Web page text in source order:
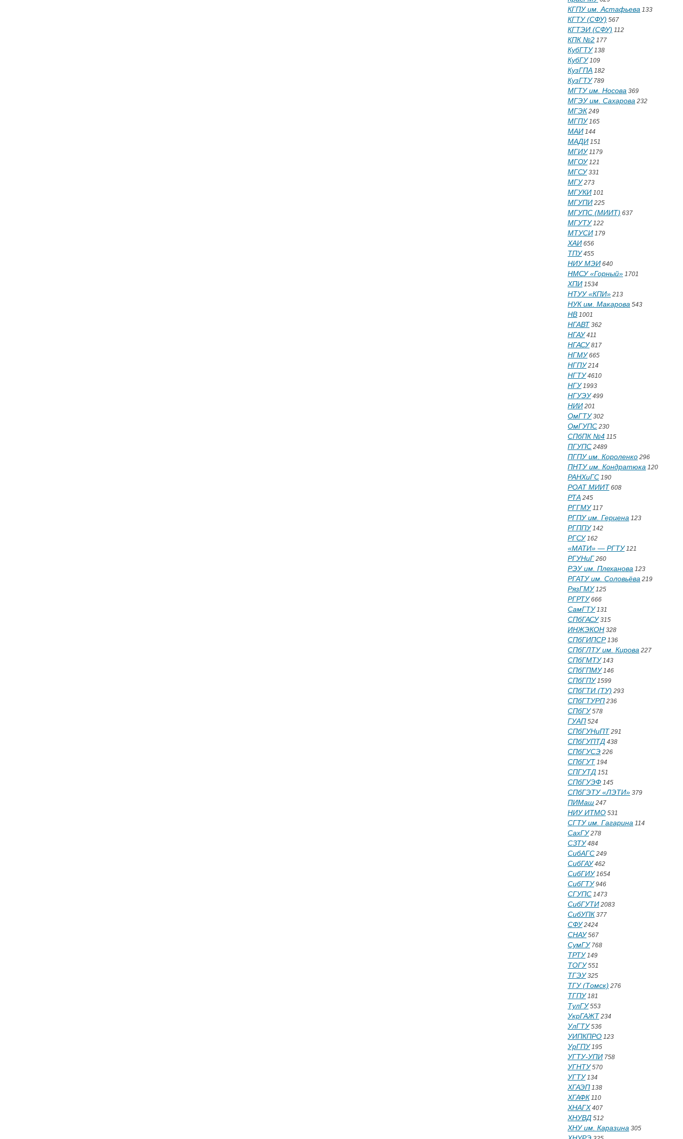
КГПУ им. Астафьева 133
КГТУ (СФУ) 567
КГТЭИ (СФУ) 112
КПК №2 177
КубГТУ138
КубГУ109
КузГПА 182
КузГТУ789
МГТУ им. Носова 369
МГЭУ им. Сахарова 232
МГЭК 249
МГПУ165
МАИ 144
МАДИ 151
МГИУ1179
МГОУ121
МГСУ331
МГУ273
МГУКИ 101
МГУПИ 225
МГУПС (МИИТ) 637
МГУТУ122
МТУСИ 179
ХАИ 656
ТПУ455
НИУ МЭИ 640
НМСУ «Горный» 1701
ХПИ 1534
НТУУ «КПИ» 213
НУК им. Макарова 543
НВ 1001
НГАВТ 362
НГАУ411
НГАСУ817
НГМУ665
НГПУ214
НГТУ4610
НГУ1993
НГУЭУ499
НИИ 201
ОмГТУ302
ОмГУПС 230
СПбПК №4 115
ПГУПС 2489
ПГПУ им. Короленко 296
ПНТУ им. Кондратюка 120
РАНХиГС 190
РОАТ МИИТ 608
РТА 245
РГГМУ117
РГПУ им. Герцена 123
РГППУ142
РГСУ162
«МАТИ» — РГТУ121
РГУНиГ 260
РЭУ им. Плеханова 123
РГАТУ им. Соловьёва 219
РязГМУ125
РГРТУ666
СамГТУ131
СПбГАСУ315
ИНЖЭКОН 328
СПбГИПСР136
СПбГЛТУ им. Кирова 227
СПбГМТУ143
СПбГПМУ146
СПбГПУ1599
СПбГТИ (ТУ) 293
СПбГТУРП 236
СПбГУ578
ГУАП 524
СПбГУНиПТ 291
СПбГУПТД 438
СПбГУСЭ 226
СПбГУТ 194
СПГУТД 151
СПбГУЭФ 145
СПбГЭТУ «ЛЭТИ» 379
ПИМаш 247
НИУ ИТМО 531
СГТУ им. Гагарина 114
СахГУ278
СЗТУ484
СибАГС 249
СибГАУ462
СибГИУ1654
СибГТУ946
СГУПС 1473
СибГУТИ 2083
СибУПК 377
СФУ2424
СНАУ567
СумГУ768
ТРТУ149
ТОГУ551
ТГЭУ325
ТГУ (Томск) 276
ТГПУ181
ТулГУ553
УкрГАЖТ 234
УлГТУ536
УИПКПРО 123
УрГПУ195
УГТУ-УПИ 758
УГНТУ570
УГТУ134
ХГАЭП 138
ХГАФК 110
ХНАГХ 407
ХНУВД 512
ХНУ им. Каразина 305